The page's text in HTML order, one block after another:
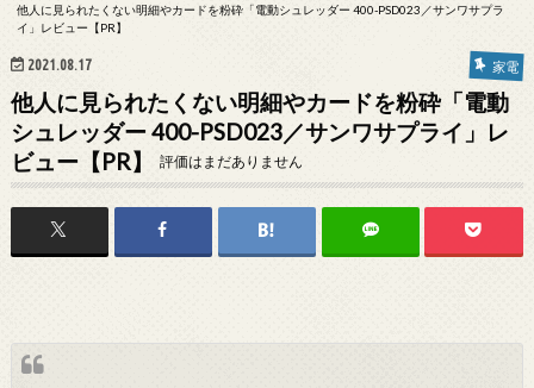
他人に見られたくない明細やカードを粉砕「電動シュレッダー 400-PSD023／サンワサプラ
イ」レビュー【PR】
2021.08.17 家電
他人に見られたくない明細やカードを粉砕「電動
シュレッダー 400-PSD023／サンワサプライ」レ
ビュー【PR】
評価はまだありません